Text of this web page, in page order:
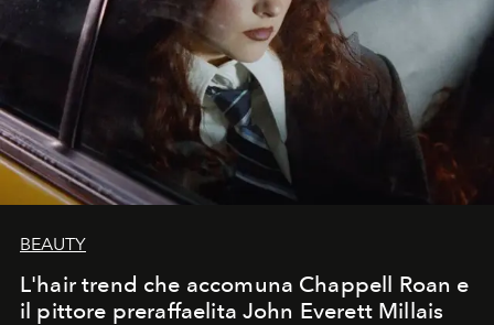
BEAUTY
L'hair trend che accomuna Chappell Roan e
il pittore preraffaelita John Everett Millais